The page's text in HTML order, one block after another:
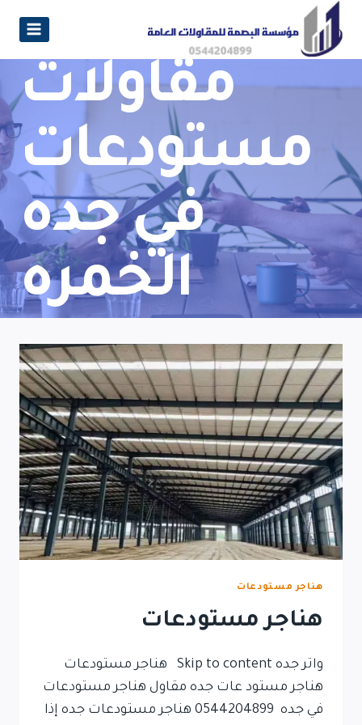
مقاولات
مستودعات
في جده
الخمره
هناجر مستودعات
هناجر مستودعات
واتر جده Skip to content هناجر مستودعات
هناجر مستود عات جده مقاول هناجر مستودعات
في جده 0544204899 هناجر مستودعات جده إذا